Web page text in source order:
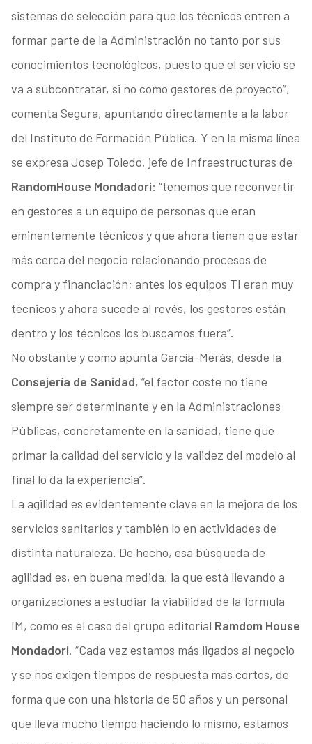
sistemas de selección para que los técnicos entren a
formar parte de la Administración no tanto por sus
conocimientos tecnológicos, puesto que el servicio se
va a subcontratar, si no como gestores de proyecto”,
comenta Segura, apuntando directamente a la labor
del Instituto de Formación Pública. Y en la misma línea
se expresa Josep Toledo, jefe de Infraestructuras de
RandomHouse Mondadori: “tenemos que reconvertir
en gestores a un equipo de personas que eran
eminentemente técnicos y que ahora tienen que estar
más cerca del negocio relacionando procesos de
compra y financiación; antes los equipos TI eran muy
técnicos y ahora sucede al revés, los gestores están
dentro y los técnicos los buscamos fuera”.
No obstante y como apunta García-Merás, desde la
Consejería de Sanidad, “el factor coste no tiene
siempre ser determinante y en la Administraciones
Públicas, concretamente en la sanidad, tiene que
primar la calidad del servicio y la validez del modelo al
final lo da la experiencia”.
La agilidad es evidentemente clave en la mejora de los
servicios sanitarios y también lo en actividades de
distinta naturaleza. De hecho, esa búsqueda de
agilidad es, en buena medida, la que está llevando a
organizaciones a estudiar la viabilidad de la fórmula
IM, como es el caso del grupo editorial Ramdom House
Mondadori. “Cada vez estamos más ligados al negocio
y se nos exigen tiempos de respuesta más cortos, de
forma que con una historia de 50 años y un personal
que lleva mucho tiempo haciendo lo mismo, estamos